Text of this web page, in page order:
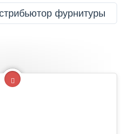
фурнитуры